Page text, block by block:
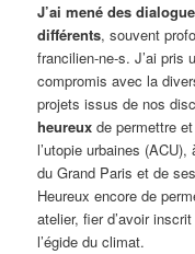
J’ai mené des
différents, souvent
francilien-ne-s. J’ai pris
compromis avec la
projets issus de nos
heureux de permettre
l’utopie urbaines
du Grand Paris et de
Heureux encore de
atelier, fier d’avoir
l’égide du climat.